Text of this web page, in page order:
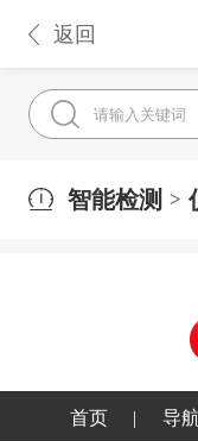
返回
智能检测 >
首页 | 导航